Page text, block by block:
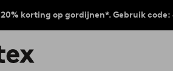
20% korting op gordijnen*. Gebruik code: